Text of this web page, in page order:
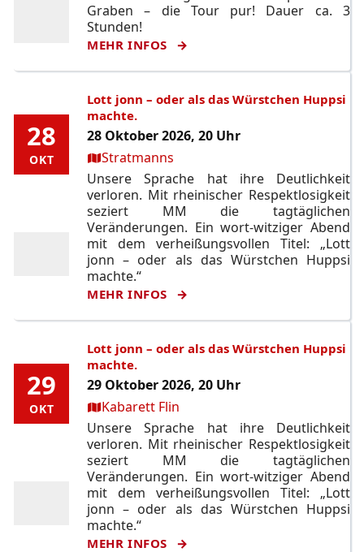
Graben – die Tour pur! Dauer ca. 3
Stunden!
MEHR INFOS
28
OKT
28
OKT
Lott jonn – oder als das Würstchen Huppsi
machte.
28 Oktober 2026, 20 Uhr
Ort:Stratmanns
Unsere Sprache hat ihre Deutlichkeit
verloren. Mit rheinischer Respektlosigkeit
seziert MM die tagtäglichen
Veränderungen. Ein wort-witziger Abend
mit dem verheißungsvollen Titel: „Lott
jonn – oder als das Würstchen Huppsi
machte.“
MEHR INFOS
29
OKT
29
OKT
Lott jonn – oder als das Würstchen Huppsi
machte.
29 Oktober 2026, 20 Uhr
Ort:Kabarett Flin
Unsere Sprache hat ihre Deutlichkeit
verloren. Mit rheinischer Respektlosigkeit
seziert MM die tagtäglichen
Veränderungen. Ein wort-witziger Abend
mit dem verheißungsvollen Titel: „Lott
jonn – oder als das Würstchen Huppsi
machte.“
MEHR INFOS